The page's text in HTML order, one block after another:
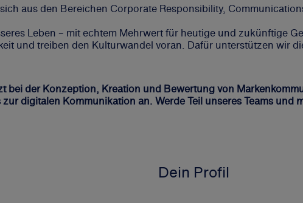
aus den Bereichen Corporate Responsibility,
Leben – mit echtem Mehrwert für heutige und zukünftige
und treiben den Kulturwandel voran. Dafür unterstützen wir
bei der Konzeption, Kreation und Bewertung von
digitalen Kommunikation an. Werde Teil unseres Teams und
Dein Profil